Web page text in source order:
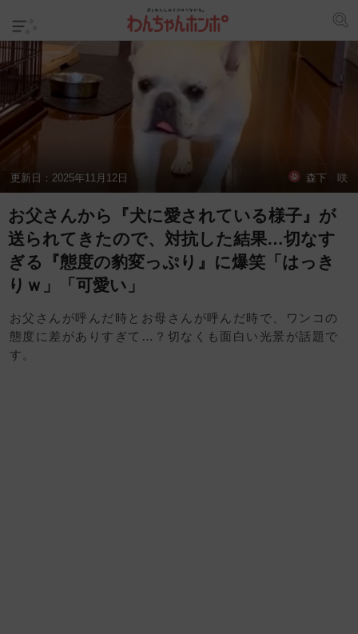
更新日： 2025年11月12日 森下 咲
お父さんから『犬に愛されている様子』が
送られてきたので、対抗した結果…切なす
ぎる『態度の豹変っぷり』に爆笑「はっき
りｗ」「可愛い」
お父さんが呼んだ時とお母さんが呼んだ時で、ワンコの
態度に差がありすぎて…？切なくも面白い光景が話題で
す。